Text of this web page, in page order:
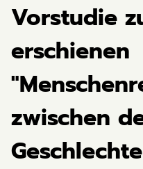
Vorstudie
erschienen
zwischen